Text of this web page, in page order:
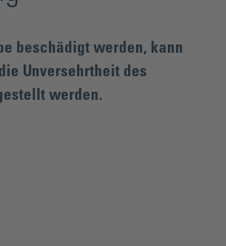
beschädigt werden, kann
Unversehrtheit des
werden.